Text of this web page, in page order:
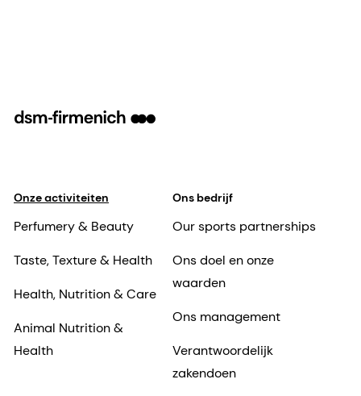
Onze activiteiten
Perfumery & Beauty
Taste, Texture & Health
Health, Nutrition & Care
Animal Nutrition &
Health
Ons bedrijf
Our sports partnerships
Ons doel en onze
waarden
Ons management
Verantwoordelijk
zakendoen